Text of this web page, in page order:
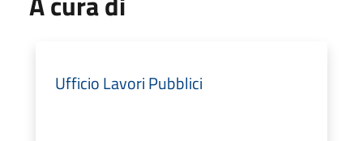
Ufficio Lavori Pubblici